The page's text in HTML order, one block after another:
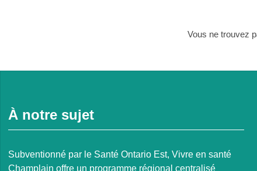
Vous ne trouvez
À notre sujet
Subventionné par le Santé Ontario Est, Vivre en santé
Champlain offre un programme régional centralisé